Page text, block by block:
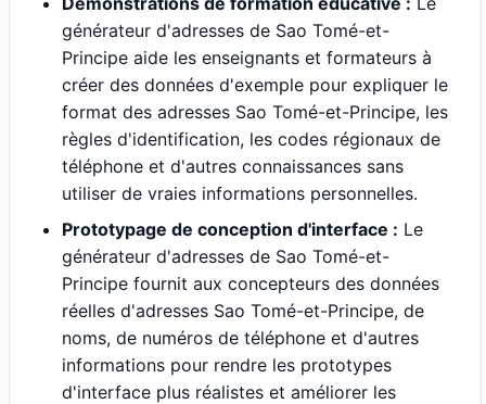
générateur d'adresses de Sao Tomé-et-
Principe aide les enseignants et formateurs à
créer des données d'exemple pour expliquer le
format des adresses Sao Tomé-et-Principe, les
règles d'identification, les codes régionaux de
téléphone et d'autres connaissances sans
utiliser de vraies informations personnelles.
Prototypage de conception d'interface : Le
générateur d'adresses de Sao Tomé-et-
Principe fournit aux concepteurs des données
réelles d'adresses Sao Tomé-et-Principe, de
noms, de numéros de téléphone et d'autres
informations pour rendre les prototypes
d'interface plus réalistes et améliorer les